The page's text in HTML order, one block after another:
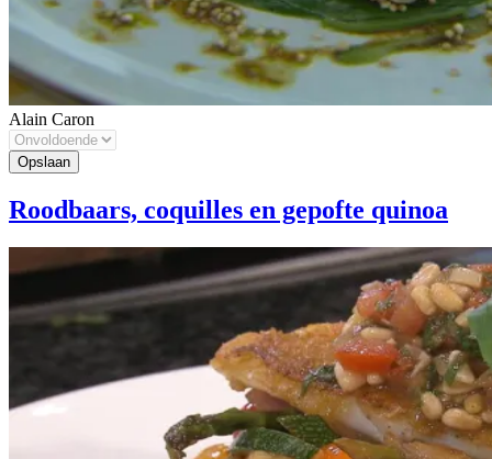
Alain Caron
Roodbaars, coquilles en gepofte quinoa